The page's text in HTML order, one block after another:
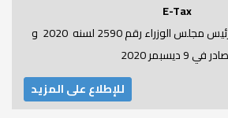
E-Tax
بقرار رئيس مجلس الوزراء رقم 2590 لسنه 2020 و
في 9 ديسبمر 2020
للإطلاع على المزيد